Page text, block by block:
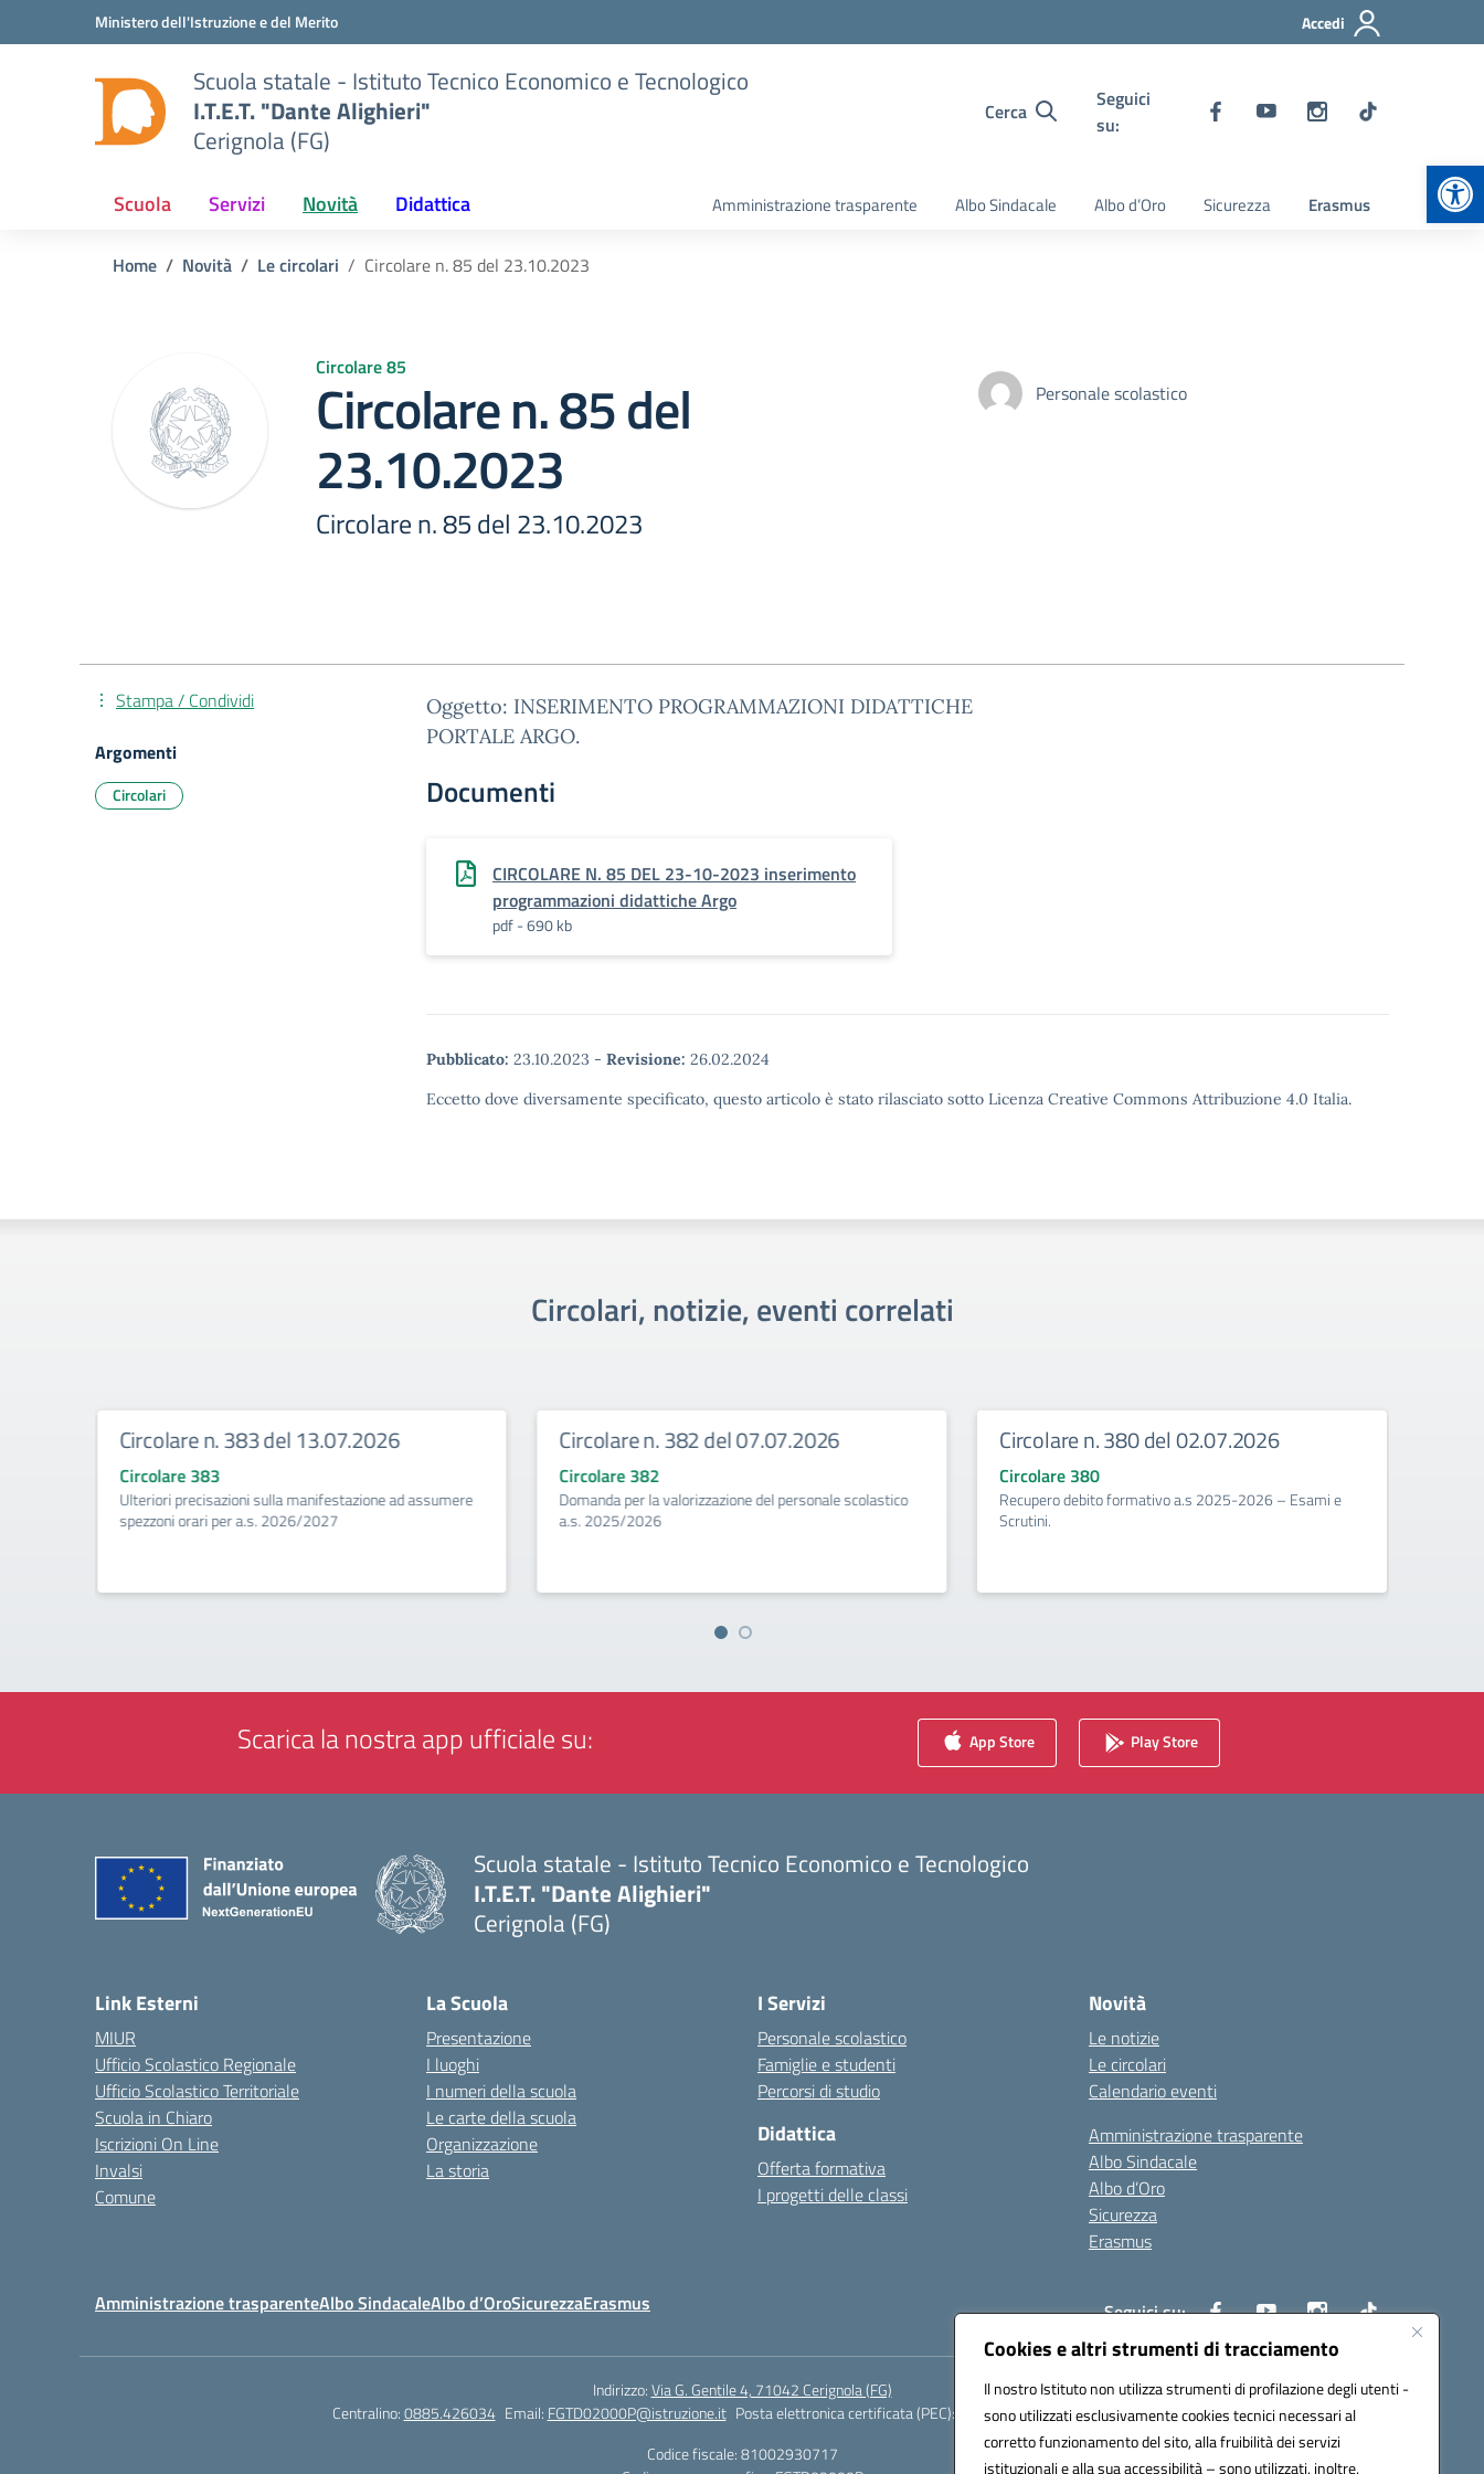
Cookies e altri strumenti di tracciamento
Il nostro Istituto non utilizza strumenti di profilazione degli utenti -
sono utilizzati esclusivamente cookies tecnici necessari al
corretto funzionamento del sito, alla fruibilità dei servizi
istituzionali e alla sua accessibilità – sono utilizzati, inoltre,
Vai ai contenuti
Vai al menu di navigazioneMinistero dell'Istruzione e del Merito Accedi
Scuola statale - Istituto Tecnico Economico e Tecnologico
I.T.E.T. "Dante Alighieri"
Cerignola (FG)
Cerca
Seguici
su:
Scuola Servizi Novità Didattica Amministrazione trasparente Albo Sindacale Albo d’Oro Sicurezza Erasmus
Home Novità Le circolari Circolare n. 85 del 23.10.2023
Circolare 85
Circolare n. 85 del
23.10.2023
Circolare n. 85 del 23.10.2023
Personale scolastico
Oggetto: INSERIMENTO PROGRAMMAZIONI DIDATTICHE
PORTALE ARGO.
Documenti
CIRCOLARE N. 85 DEL 23-10-2023 inserimento
programmazioni didattiche Argo
pdf - 690 kb
Pubblicato: 23.10.2023 - Revisione: 26.02.2024
Eccetto dove diversamente specificato, questo articolo è stato rilasciato sotto Licenza Creative Commons Attribuzione 4.0 Italia.
Stampa / Condividi
Argomenti
Circolari
Circolari, notizie, eventi correlati
Circolare n. 383 del 13.07.2026
Circolare 383
Ulteriori precisazioni sulla manifestazione ad assumere
spezzoni orari per a.s. 2026/2027
Circolare n. 382 del 07.07.2026
Circolare 382
Domanda per la valorizzazione del personale scolastico
a.s. 2025/2026
Circolare n. 380 del 02.07.2026
Circolare 380
Recupero debito formativo a.s 2025-2026 – Esami e
Scrutini.
Scarica la nostra app ufficiale su: App Store Play Store
Scuola statale - Istituto Tecnico Economico e Tecnologico
I.T.E.T. "Dante Alighieri"
Cerignola (FG)
Link Esterni
MIUR
Ufficio Scolastico Regionale
Ufficio Scolastico Territoriale
Scuola in Chiaro
Iscrizioni On Line
Invalsi
Comune
La Scuola
Presentazione
I luoghi
I numeri della scuola
Le carte della scuola
Organizzazione
La storia
I Servizi
Personale scolastico
Famiglie e studenti
Percorsi di studio
Didattica
Offerta formativa
I progetti delle classi
Novità
Le notizie
Le circolari
Calendario eventi
Amministrazione trasparente
Albo Sindacale
Albo d’Oro
Sicurezza
Erasmus
Amministrazione trasparenteAlbo SindacaleAlbo d’OroSicurezzaErasmus Seguici su:
Indirizzo:Via G. Gentile 4, 71042 Cerignola (FG)
Centralino:0885.426034 Email: FGTD02000P@istruzione.it Posta elettronica certificata (PEC):
fgtd02000p@pec.istruzione.it
Codice fiscale: 81002930717